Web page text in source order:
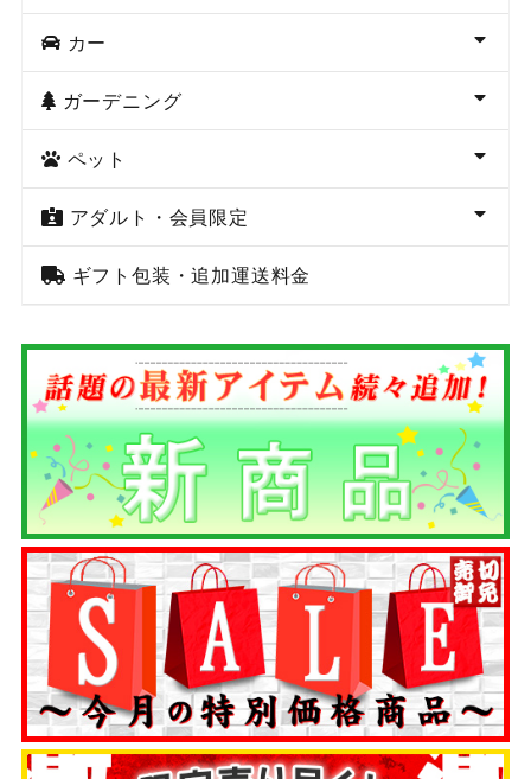
カー
ガーデニング
ペット
アダルト・会員限定
ギフト包装・追加運送料金